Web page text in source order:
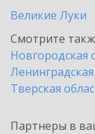
Великие Луки
Смотрите
Новгородская
Тверская
Партнеры в